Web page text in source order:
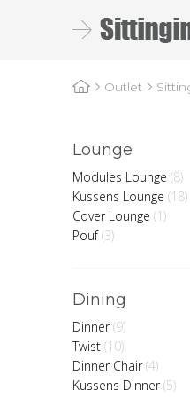
Outlet
Lounge
Modules Lounge (8)
Kussens Lounge (18)
Cover Lounge (1)
Pouf (3)
Dining
Dinner (9)
Twist (10)
Dinner Chair (4)
Kussens Dinner (5)